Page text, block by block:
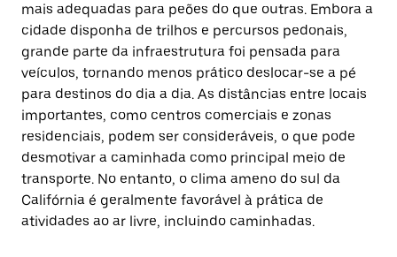
mais adequadas para peões do que outras. Embora a
cidade disponha de trilhos e percursos pedonais,
grande parte da infraestrutura foi pensada para
veículos, tornando menos prático deslocar-se a pé
para destinos do dia a dia. As distâncias entre locais
importantes, como centros comerciais e zonas
residenciais, podem ser consideráveis, o que pode
desmotivar a caminhada como principal meio de
transporte. No entanto, o clima ameno do sul da
Califórnia é geralmente favorável à prática de
atividades ao ar livre, incluindo caminhadas.